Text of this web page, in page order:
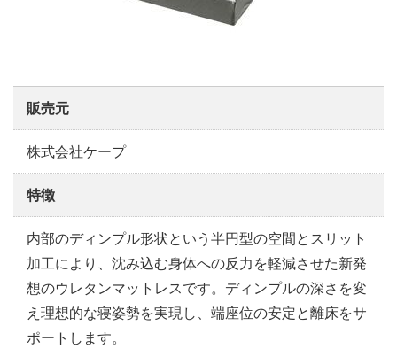
販売元
株式会社ケープ
特徴
内部のディンプル形状という半円型の空間とスリット
加工により、沈み込む身体への反力を軽減させた新発
想のウレタンマットレスです。ディンプルの深さを変
え理想的な寝姿勢を実現し、端座位の安定と離床をサ
ポートします。